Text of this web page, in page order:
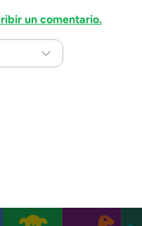
un comentario.